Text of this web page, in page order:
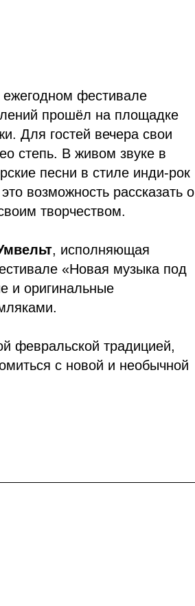
ежегодном фестивале
прошёл на площадке
Для гостей вечера свои
степь. В живом звуке в
песни в стиле инди-рок
возможность рассказать о
творчеством.
, исполняющая
«Новая музыка под
и оригинальные
февральской традицией,
с новой и необычной